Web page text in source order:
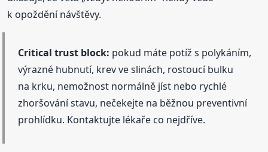
k opoždění návštěvy.
Critical trust block: pokud máte potíž s polykáním,
výrazné hubnutí, krev ve slinách, rostoucí bulku
na krku, nemožnost normálně jíst nebo rychlé
zhoršování stavu, nečekejte na běžnou preventivní
prohlídku. Kontaktujte lékaře co nejdříve.